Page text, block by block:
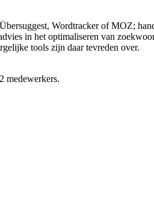
Wordtracker of MOZ;
in het optimaliseren van
tools zijn daar tevreden over.
medewerkers.